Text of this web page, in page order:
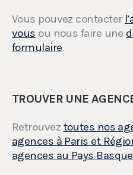
Vous pouvez contacter
vous ou nous faire une
formulaire.
TROUVER UNE
Retrouvez toutes nos
agences à Paris et
agences au Pays Basque